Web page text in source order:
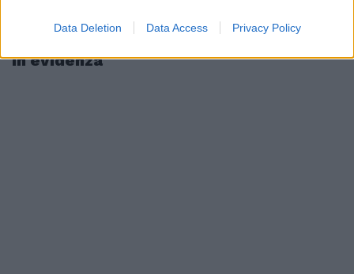
Data Deletion Data Access Privacy Policy
In evidenza